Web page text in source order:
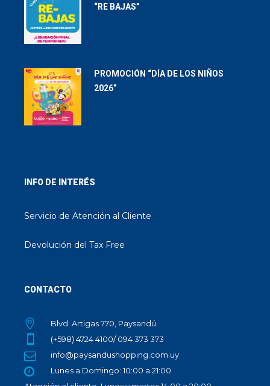
“RE BAJAS”
PROMOCIÓN “DÍA DE LOS NIÑOS
2026”
INFO DE INTERÉS
Servicio de Atención al Cliente
Devolución del Tax Free
CONTACTO
Blvd. Artigas 770, Paysandú
(+598) 4724 4100/ 094 373 373
info@paysandushopping.com.uy
Lunes a Domingo: 10:00 a 21:00